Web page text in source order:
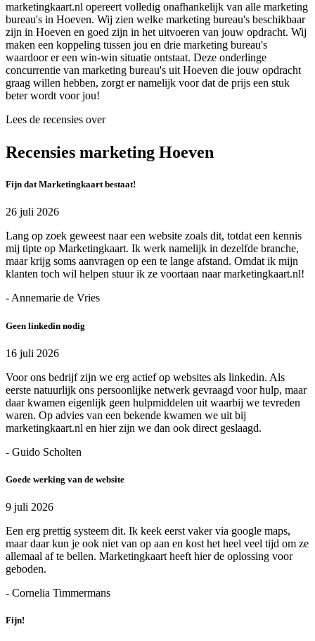
marketingkaart.nl opereert volledig onafhankelijk van alle marketing
bureau's in Hoeven. Wij zien welke marketing bureau's beschikbaar
zijn in Hoeven en goed zijn in het uitvoeren van jouw opdracht. Wij
maken een koppeling tussen jou en drie marketing bureau's
waardoor er een win-win situatie ontstaat. Deze onderlinge
concurrentie van marketing bureau's uit Hoeven die jouw opdracht
graag willen hebben, zorgt er namelijk voor dat de prijs een stuk
beter wordt voor jou!
Lees de recensies over
Recensies marketing Hoeven
Fijn dat Marketingkaart bestaat!
26 juli 2026
Lang op zoek geweest naar een website zoals dit, totdat een kennis
mij tipte op Marketingkaart. Ik werk namelijk in dezelfde branche,
maar krijg soms aanvragen op een te lange afstand. Omdat ik mijn
klanten toch wil helpen stuur ik ze voortaan naar marketingkaart.nl!
- Annemarie de Vries
Geen linkedin nodig
16 juli 2026
Voor ons bedrijf zijn we erg actief op websites als linkedin. Als
eerste natuurlijk ons persoonlijke netwerk gevraagd voor hulp, maar
daar kwamen eigenlijk geen hulpmiddelen uit waarbij we tevreden
waren. Op advies van een bekende kwamen we uit bij
marketingkaart.nl en hier zijn we dan ook direct geslaagd.
- Guido Scholten
Goede werking van de website
9 juli 2026
Een erg prettig systeem dit. Ik keek eerst vaker via google maps,
maar daar kun je ook niet van op aan en kost het heel veel tijd om ze
allemaal af te bellen. Marketingkaart heeft hier de oplossing voor
geboden.
- Cornelia Timmermans
Fijn!